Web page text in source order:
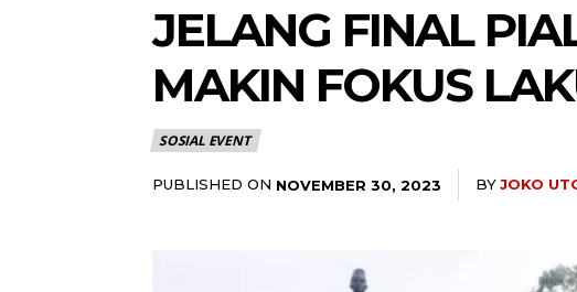
JELANG FINAL
MAKIN FOKUS
SOSIAL EVENT
PUBLISHED ON NOVEMBER 30, 2023 BYJOKO